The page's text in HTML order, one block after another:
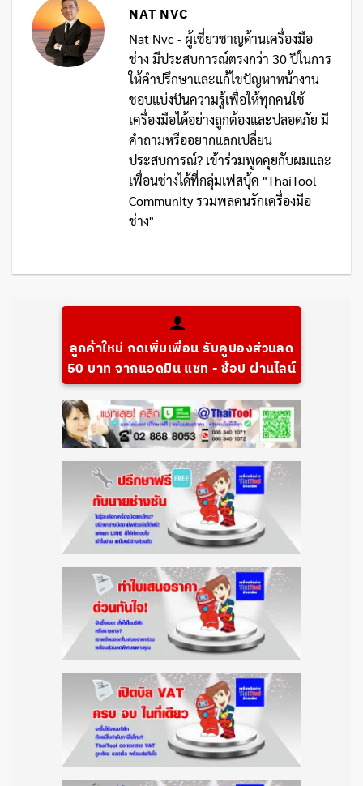
NAT NVC
Nat Nvc - ผู้เชี่ยวชาญด้านเครื่องมือ
ช่าง มีประสบการณ์ตรงกว่า 30 ปีในการ
ให้คำปรึกษาและแก้ไขปัญหาหน้างาน
ชอบแบ่งปันความรู้เพื่อให้ทุกคนใช้
เครื่องมือได้อย่างถูกต้องและปลอดภัย มี
คำถามหรืออยากแลกเปลี่ยน
ประสบการณ์? เข้าร่วมพูดคุยกับผมและ
เพื่อนช่างได้ที่กลุ่มเฟสบุ้ค "ThaiTool
Community รวมพลคนรักเครื่องมือ
ช่าง"
ลูกค้าใหม่ กดเพิ่มเพื่อน รับคูปองส่วนลด
50 บาท จากแอดมิน แชท - ช้อป ผ่านไลน์